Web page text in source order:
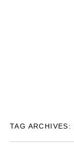
TAG ARCHIVES: